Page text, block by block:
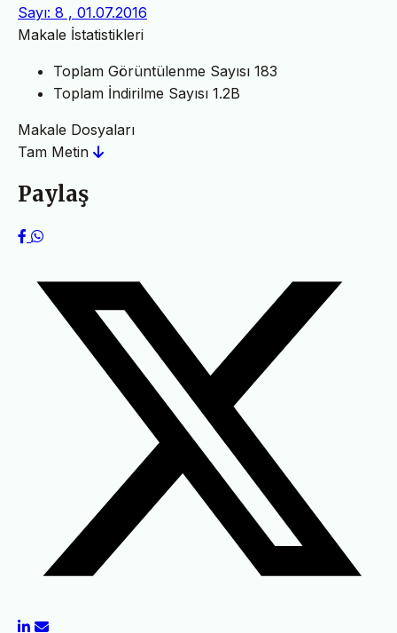
Sayı: 8 , 01.07.2016
Makale İstatistikleri
Toplam Görüntülenme Sayısı 183
Toplam İndirilme Sayısı 1.2B
Makale Dosyaları
Tam Metin
Paylaş